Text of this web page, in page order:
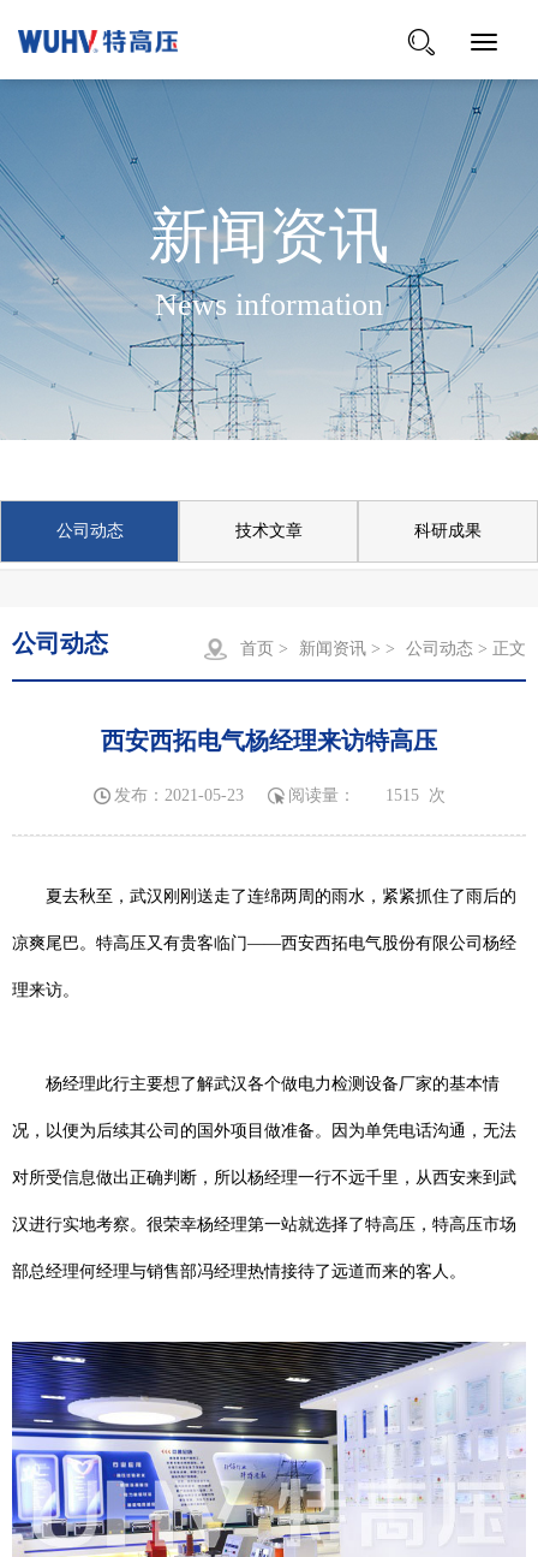
Toggle
新闻资讯
News information
公司动态 技术文章 科研成果
公司动态 首页 > 新闻资讯 > > 公司动态 > 正文
西安西拓电气杨经理来访特高压
发布：2021-05-23 阅读量： 1515 次
夏去秋至，武汉刚刚送走了连绵两周的雨水，紧紧抓住了雨后的
凉爽尾巴。特高压又有贵客临门——西安西拓电气股份有限公司杨经
理来访。
杨经理此行主要想了解武汉各个做电力检测设备厂家的基本情
况，以便为后续其公司的国外项目做准备。因为单凭电话沟通，无法
对所受信息做出正确判断，所以杨经理一行不远千里，从西安来到武
汉进行实地考察。很荣幸杨经理第一站就选择了特高压，特高压市场
部总经理何经理与销售部冯经理热情接待了远道而来的客人。